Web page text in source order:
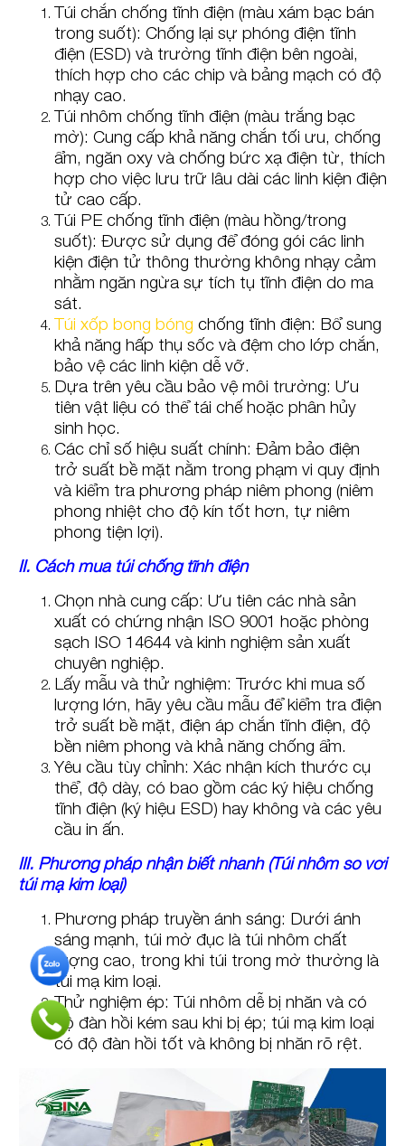
Túi chắn chống tĩnh điện (màu xám bạc bán
trong suốt): Chống lại sự phóng điện tĩnh
điện (ESD) và trường tĩnh điện bên ngoài,
thích hợp cho các chip và bảng mạch có độ
nhạy cao.
Túi nhôm chống tĩnh điện (màu trắng bạc
mờ): Cung cấp khả năng chắn tối ưu, chống
ẩm, ngăn oxy và chống bức xạ điện từ, thích
hợp cho việc lưu trữ lâu dài các linh kiện điện
tử cao cấp.
Túi PE chống tĩnh điện (màu hồng/trong
suốt): Được sử dụng để đóng gói các linh
kiện điện tử thông thường không nhạy cảm
nhằm ngăn ngừa sự tích tụ tĩnh điện do ma
sát.
Túi xốp bong bóng chống tĩnh điện: Bổ sung
khả năng hấp thụ sốc và đệm cho lớp chắn,
bảo vệ các linh kiện dễ vỡ.
Dựa trên yêu cầu bảo vệ môi trường: Ưu
tiên vật liệu có thể tái chế hoặc phân hủy
sinh học.
Các chỉ số hiệu suất chính: Đảm bảo điện
trở suất bề mặt nằm trong phạm vi quy định
và kiểm tra phương pháp niêm phong (niêm
phong nhiệt cho độ kín tốt hơn, tự niêm
phong tiện lợi).
II. Cách mua túi chống tĩnh điện
Chọn nhà cung cấp: Ưu tiên các nhà sản
xuất có chứng nhận ISO 9001 hoặc phòng
sạch ISO 14644 và kinh nghiệm sản xuất
chuyên nghiệp.
Lấy mẫu và thử nghiệm: Trước khi mua số
lượng lớn, hãy yêu cầu mẫu để kiểm tra điện
trở suất bề mặt, điện áp chắn tĩnh điện, độ
bền niêm phong và khả năng chống ẩm.
Yêu cầu tùy chỉnh: Xác nhận kích thước cụ
thể, độ dày, có bao gồm các ký hiệu chống
tĩnh điện (ký hiệu ESD) hay không và các yêu
cầu in ấn.
III. Phương pháp nhận biết nhanh (Túi nhôm so với
túi mạ kim loại)
Phương pháp truyền ánh sáng: Dưới ánh
sáng mạnh, túi mờ đục là túi nhôm chất
lượng cao, trong khi túi trong mờ thường là
túi mạ kim loại.
Thử nghiệm ép: Túi nhôm dễ bị nhăn và có
độ đàn hồi kém sau khi bị ép; túi mạ kim loại
có độ đàn hồi tốt và không bị nhăn rõ rệt.